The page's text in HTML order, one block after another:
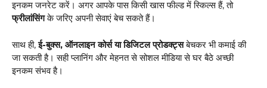
इनकम जनरेट करें। अगर आपके पास किसी खास फील्ड में स्किल्स हैं, तो
फ्रीलांसिंगके जरिए अपनी सेवाएं बेच सकते हैं।
साथ ही,ई-बुक्स, ऑनलाइन कोर्स या डिजिटल प्रोडक्ट्सबेचकर भी कमाई की
जा सकती है। सही प्लानिंग और मेहनत से सोशल मीडिया से घर बैठे अच्छी
इनकम संभव है।